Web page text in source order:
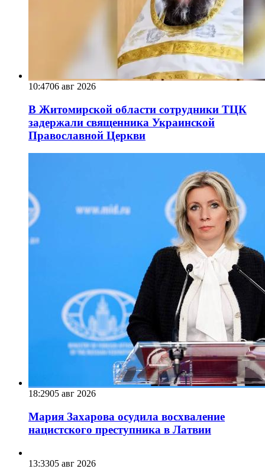
10:4706 авг 2026
В Житомирской области сотрудники ТЦК
задержали священника Украинской
Православной Церкви
18:2905 авг 2026
Мария Захарова осудила восхваление
нацистского преступника в Латвии
13:3305 авг 2026